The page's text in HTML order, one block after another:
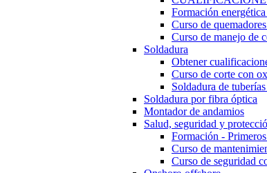
Formación
Curso de
Curso de manejo de
Soldadura
Obtener
Curso de corte con
Soldadura de
Soldadura por fibra óptica
Montador de andamios
Salud, seguridad y
Formación -
Curso de
Curso de seguridad